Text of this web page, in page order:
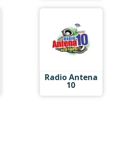
Radio Antena
10